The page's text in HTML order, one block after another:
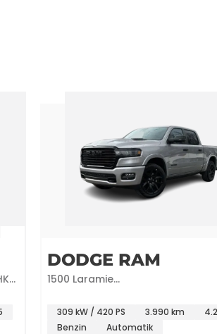
DODGE RAM
1500 Laramie
309 kW / 420 PS 3.990 km
Benzin
Automatik